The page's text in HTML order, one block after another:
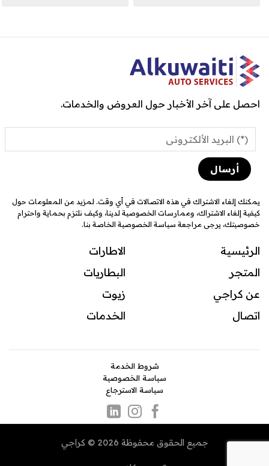
احصل على آخر الأخبار حول العروض والخدمات.
يمكنك إلغاء الاشتراك في هذه الاتصالات في أي وقت. لمزيد من المعلومات حول
كيفية إلغاء الاشتراك، وممارسات الخصوصية لدينا، وكيف نلتزم بحماية واحترام
خصوصيتك، يرجى مراجعة سياسة الخصوصية الخاصة بنا.
الرئيسية
المتجر
عن كراجي
اتصال
الاطارات
البطاريات
زيوت
الخدمات
شروط الخدمة
سياسة الخصوصية
سياسة الاسترجاع
جميع الحقوق محفوظة 2026 © كراجي